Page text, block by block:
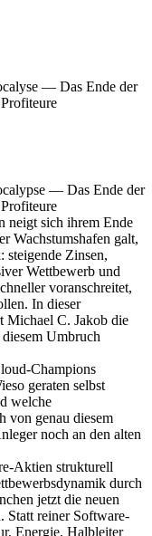
— Das Ende der
— Das Ende der
neigt sich ihrem Ende
Wachstumshafen galt,
steigende Zinsen,
Wettbewerb und
voranschreitet,
In dieser
Michael C. Jakob die
Umbruch
Champions
geraten selbst
welche
von genau diesem
noch an den alten
Aktien strukturell
durch
jetzt die neuen
Statt reiner Software-
Energie, Halbleiter